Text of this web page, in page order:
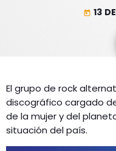
ACTUALIDAD
ESPECTÁCULOS
GEEKERS
LOS + TOP
PROGRAMACIÓN
INICIO
today 13
El grupo de rock
discográfico cargado
de la mujer y del
situación del país.